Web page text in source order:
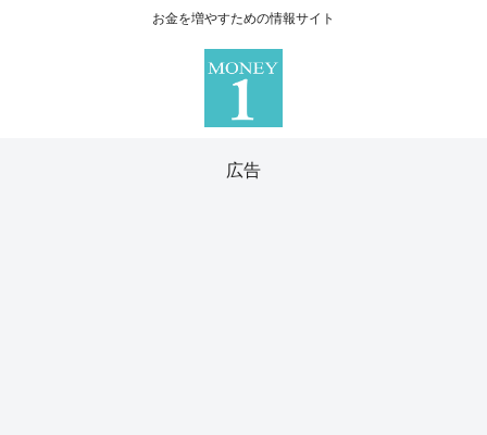
お金を増やすための情報サイト
広告